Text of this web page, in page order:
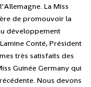
La Miss
de promouvoir la
développement
Conté, Président
très satisfaits des
Guinée Germany qui
Nous devons